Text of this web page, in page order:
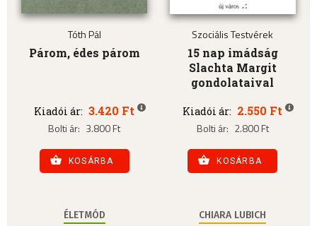
Tóth Pál
Párom, édes párom
Kiadói ár: 3.420 Ft
Bolti ár: 3.800 Ft
KOSÁRBA
Szociális Testvérek
15 nap imádság
Slachta Margit
gondolataival
Kiadói ár: 2.550 Ft
Bolti ár: 2.800 Ft
KOSÁRBA
ÉLETMÓD CHIARA LUBICH